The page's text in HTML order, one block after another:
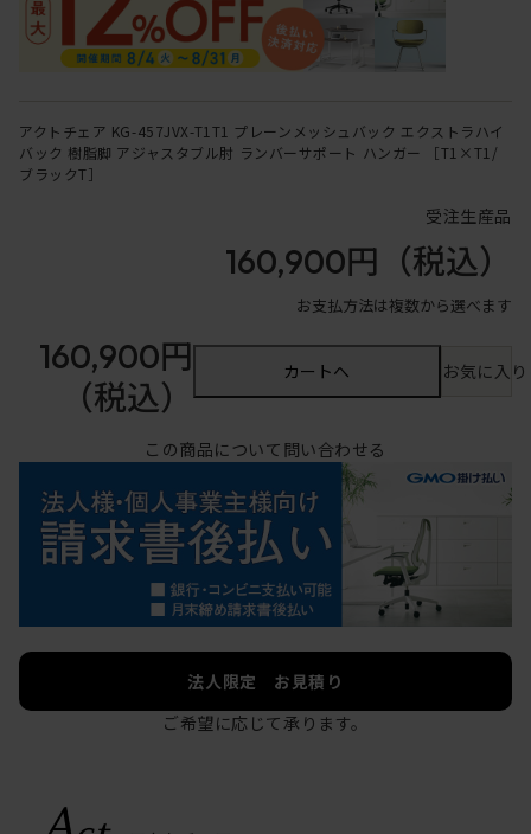
アクトチェア KG-457JVX-T1T1 プレーンメッシュバック エクストラハイ
バック 樹脂脚 アジャスタブル肘 ランバーサポート ハンガー ［T1×T1/
ブラックT］
受注生産品
160,900円 （税込）
お支払方法は複数から選べます
160,900円
（税込）
カートへ お気に入
この商品について問い合わせる
法人限定 お見積り
ご希望に応じて承ります。